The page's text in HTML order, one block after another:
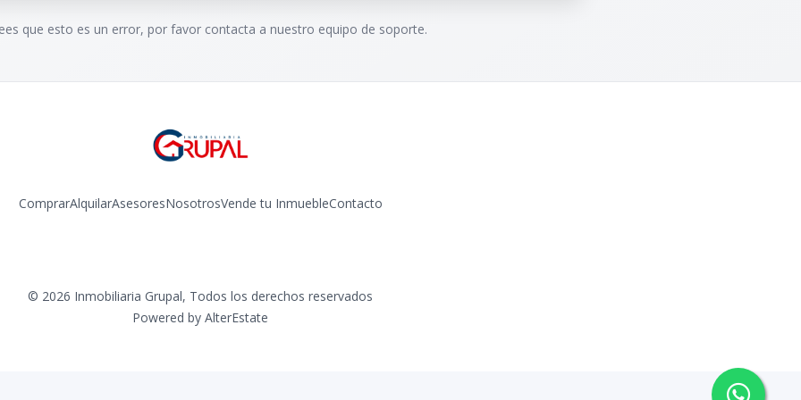
que esto es un error, por favor contacta a nuestro equipo de soporte.
ComprarAlquilarAsesoresNosotrosVende tu InmuebleContacto
© 2026 Inmobiliaria Grupal, Todos los derechos reservados
Powered by AlterEstate